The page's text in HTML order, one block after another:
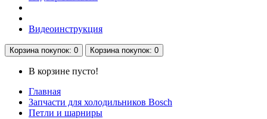
Видеоинструкция
Корзинапокупок: 0 Корзинапокупок: 0
В корзине пусто!
Главная
Запчасти для холодильников Bosch
Петли и шарниры